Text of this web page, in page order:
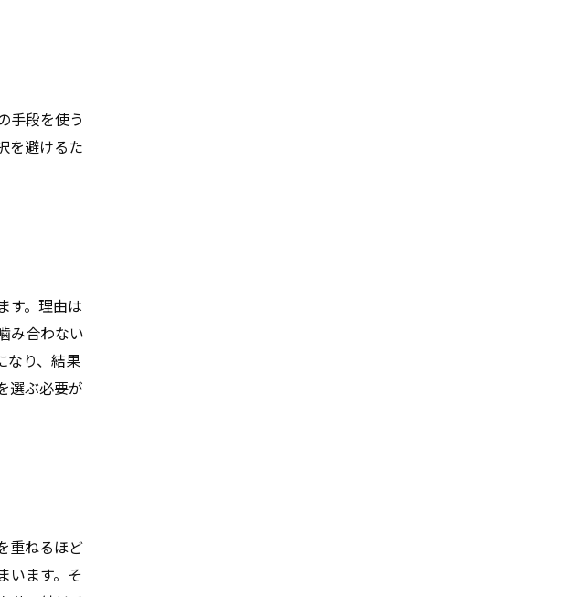
手段を使う
を避けるた
す。理由は
み合わない
なり、結果
選ぶ必要が
重ねるほど
います。そ